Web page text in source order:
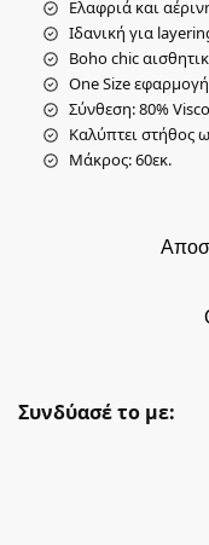
Ελαφριά και
Ιδανική για
Boho chic
One Size εφαρμογή
Σύνθεση: 80%
Καλύπτει στήθος
Μάκρος: 60εκ.
Συνδύασέ το με: